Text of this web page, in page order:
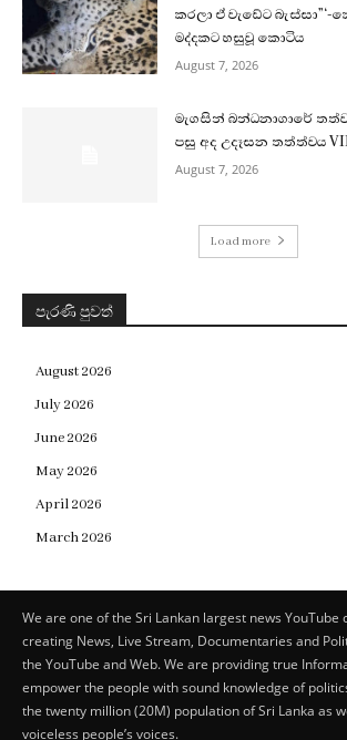
කරලා ඒ වැඩේට බැස්සා”‘-
මද්දකට හසුවූ කොටිය
August 7, 2026
මැගසින් බන්ධනාගාරේ
පසු අද උදෑසන තත්ත්වය
August 7, 2026
Load more
පැරණි පුවත්
August 2026
July 2026
June 2026
May 2026
April 2026
March 2026
We are one of the Sri Lankan largest news YouTube
creating News, Live Stream, Documentaries and
the YouTube and Web. We are providing true
empower the people with sound knowledge of
the twenty million (20M) population of Sri Lanka as
voiceless people’s voices.